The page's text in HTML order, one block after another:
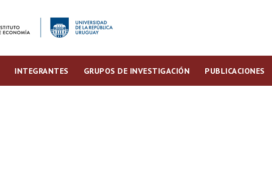
INTEGRANTES GRUPOS DE INVESTIGACIÓN PUBLICACIONES